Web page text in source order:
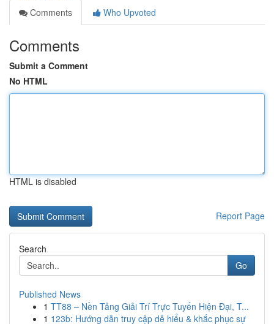
Comments
Who Upvoted
Comments
Submit a Comment
No HTML
HTML is disabled
Report Page
Search
Go
Published News
1 TT88 – Nền Tảng Giải Trí Trực Tuyến Hiện Đại, T...
1 123b: Hướng dẫn truy cập dễ hiểu & khắc phục sự